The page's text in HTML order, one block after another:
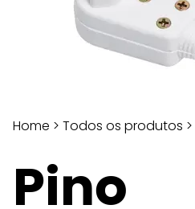
Home > Todos os produtos >
Pino